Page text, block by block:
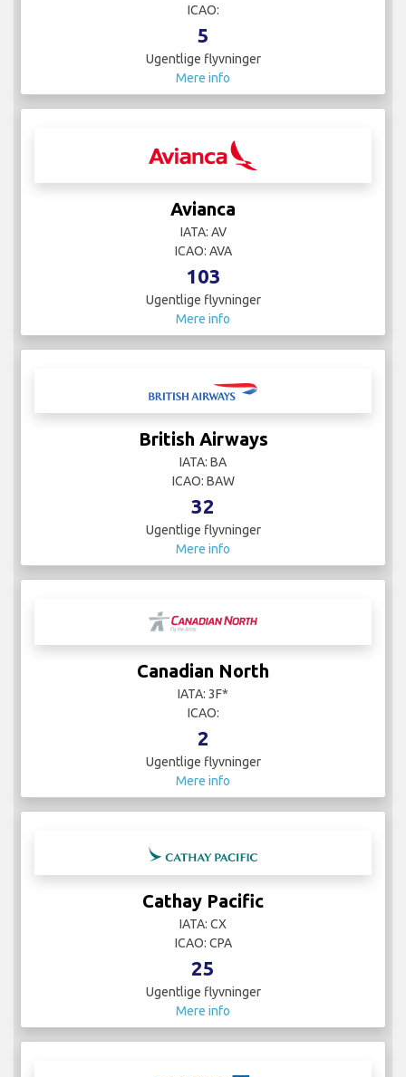
ICAO:
5
Ugentlige flyvninger
Mere info
Avianca
IATA: AV
ICAO: AVA
103
Ugentlige flyvninger
Mere info
British Airways
IATA: BA
ICAO: BAW
32
Ugentlige flyvninger
Mere info
Canadian North
IATA: 3F*
ICAO:
2
Ugentlige flyvninger
Mere info
Cathay Pacific
IATA: CX
ICAO: CPA
25
Ugentlige flyvninger
Mere info